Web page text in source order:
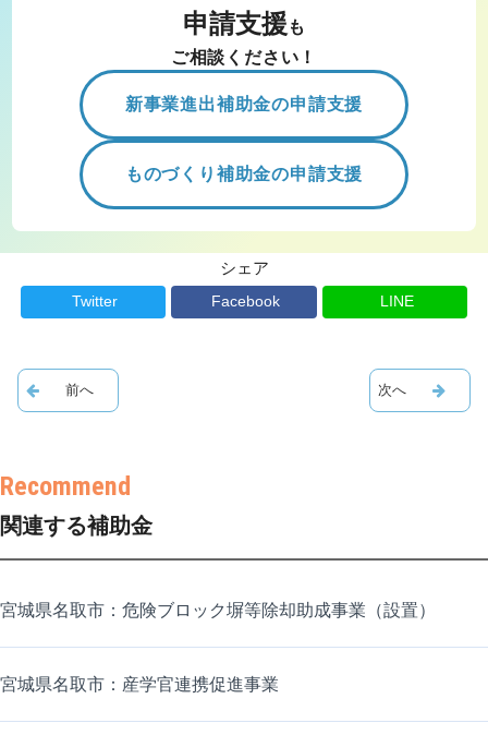
申請支援 も
ご相談ください！
新事業進出補助金の申請支援
ものづくり補助金の申請支援
シェア
Twitter Facebook LINE
関連する補助金
宮城県名取市：危険ブロック塀等除却助成事業（設置）
宮城県名取市：産学官連携促進事業